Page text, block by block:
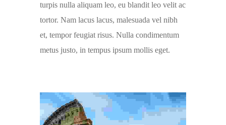
turpis nulla aliquam leo, eu blandit leo velit ac
tortor. Nam lacus lacus, malesuada vel nibh
et, tempor feugiat risus. Nulla condimentum
metus justo, in tempus ipsum mollis eget.